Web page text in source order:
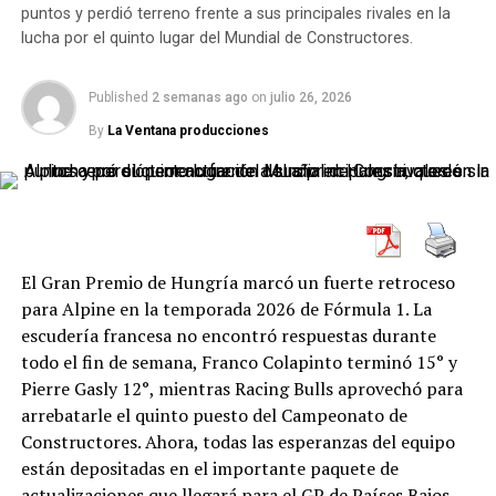
clasificación general, ganó su serie y luego se quedó con
la final, cerrando el mejor fin de semana de su
Las series: una señal antes del
gran golpe
dejado señales claras. Exequiel Bastidas, Renzo Blotta y
Lucas Petracchini ganaron las tres series clasificatorias
del TN Clase 2.
Petracchini se impuso en la tercera batería con un
tiempo de 9m55s090, superando por 2s149 a Juan
Martín Eluchans. Detrás finalizaron Francisco
Coltrinari, Franco Bodrato Mionetto y Tomás Vitar.
Ese triunfo parcial fue clave para posicionarse de buena
tarde, se subió al Chevrolet Cruze del Salvita Racing
para disputar la tercera serie clasificatoria de la Clase 3
El balance dejó señales positivas. En el TC avanzó seis
posiciones entre el primer y el segundo entrenamiento,
mientras que en el TN completó una buena serie y cruzó
ahora será trasladar esa evolución a dos carreras
extensas, exigentes y con muy poco margen para la
desconcentración.
Olmedo en San Juan: un fin de
semana con doble actividad
La presencia de Jeremías Olmedo en San Juan tiene una
particularidad poco habitual: el salteño debe alternar
durante el mismo fin de semana entre el Turismo
puntos y perdió terreno frente a sus principales rivales en la
lucha por el quinto lugar del Mundial de Constructores.
Published 2 semanas ago on julio 26, 2026
By La Ventana producciones
El Gran Premio de Hungría marcó un fuerte retroceso
para Alpine en la temporada 2026 de Fórmula 1. La
escudería francesa no encontró respuestas durante
todo el fin de semana, Franco Colapinto terminó 15° y
Pierre Gasly 12°, mientras Racing Bulls aprovechó para
arrebatarle el quinto puesto del Campeonato de
Constructores. Ahora, todas las esperanzas del equipo
están depositadas en el importante paquete de